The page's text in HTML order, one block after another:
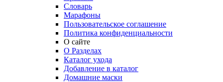
Словарь
Марафоны
Пользовательское соглашение
Политика конфиденциальности
О сайте
О Разделах
Каталог ухода
Добавление в каталог
Домашние маски